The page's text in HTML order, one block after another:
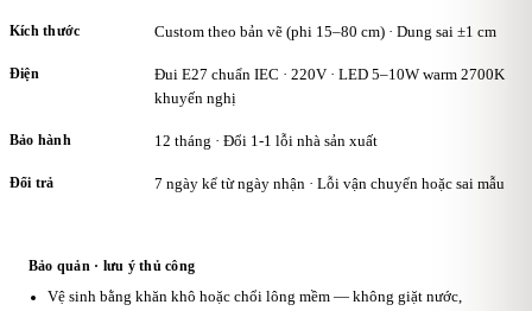
Kích thước Custom theo bản vẽ (phi 15–80 cm) · Dung sai ±1 cm
Điện
Đui E27 chuẩn IEC · 220V · LED 5–10W warm 2700K
khuyến nghị
Bảo hành 12 tháng · Đổi 1-1 lỗi nhà sản xuất
Đổi trả 7 ngày kể từ ngày nhận · Lỗi vận chuyển hoặc sai mẫu
Bảo quản · lưu ý thủ công
Vệ sinh bằng khăn khô hoặc chổi lông mềm — không giặt nước,